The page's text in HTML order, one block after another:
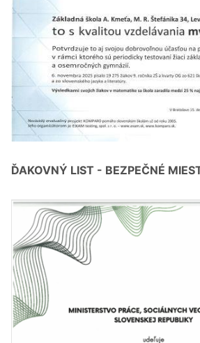
ĎAKOVNÝ LIST - BEZPEČNÉ